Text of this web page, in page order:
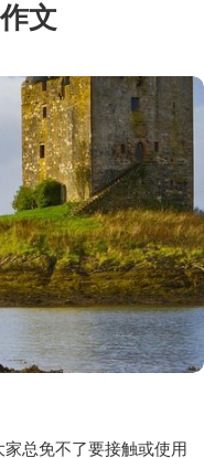
文
总免不了要接触或使用